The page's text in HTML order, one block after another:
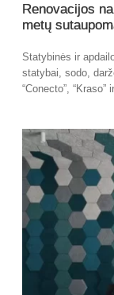
Renovacijos
metų
Statybinės ir
statybai, sodo,
“Conecto”, “Kraso”